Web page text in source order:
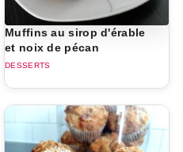
Muffins au sirop d'érable
et noix de pécan
DESSERTS